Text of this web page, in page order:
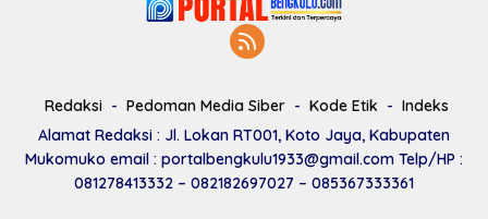
Redaksi Pedoman Media Siber Kode Etik
Indeks
Alamat Redaksi : Jl. Lokan RT001, Koto Jaya, Kabupaten
Mukomuko email : portalbengkulu1933@gmail.com Telp/HP :
081278413332 – 082182697027 – 085367333361